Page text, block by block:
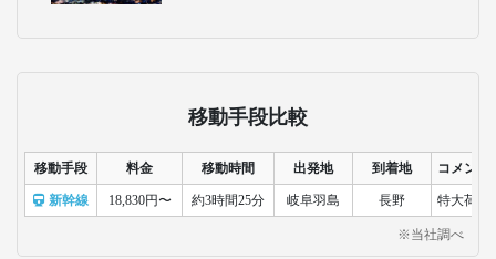
移動手段比較
移動手段 料金 移動時間 出発地 到着地 コメント
新幹線 18,830円〜 約3時間25分 岐阜羽島 長野 特大荷物
※当社調べ